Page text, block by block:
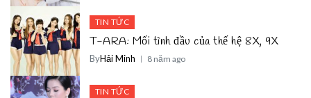
TIN TỨC
T-ARA: Mối tình đầu của thế hệ 8X, 9X
ByHải Minh 8 năm ago
TIN TỨC